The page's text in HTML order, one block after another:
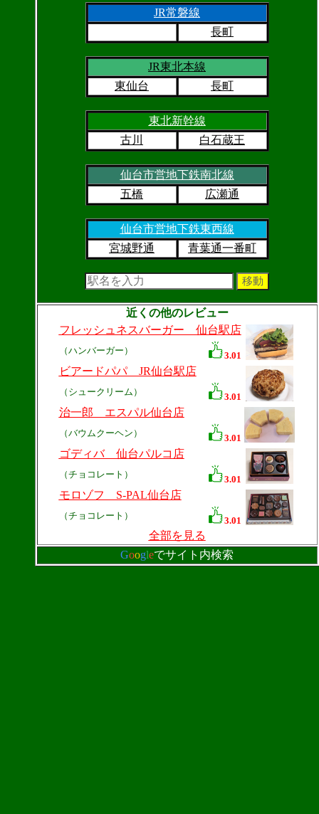
JR常磐線
長町
JR東北本線
東仙台
長町
東北新幹線
古川
白石蔵王
仙台市営地下鉄南北線
五橋
広瀬通
仙台市営地下鉄東西線
宮城野通
青葉通一番町
近くの他のレビュー
フレッシュネスバーガー 仙台駅店
（ハンバーガー） 3.01
ビアードパパ JR仙台駅店
（シュークリーム） 3.01
治一郎 エスパル仙台店
（バウムクーヘン） 3.01
ゴディバ 仙台パルコ店
（チョコレート） 3.01
モロゾフ S-PAL仙台店
（チョコレート） 3.01
全部を見る
Googleでサイト内検索